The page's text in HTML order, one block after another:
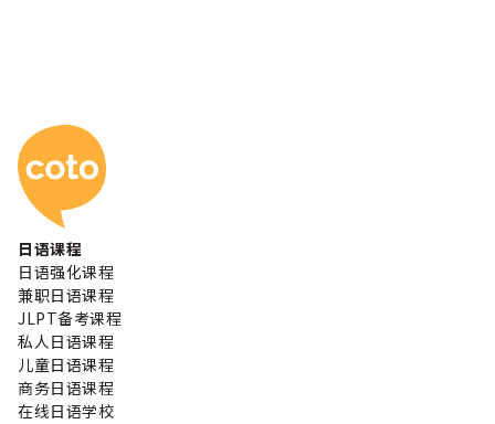
Coto 日本语学校
日语课程
日语强化课程
兼职日语课程
JLPT备考课程
私人日语课程
儿童日语课程
商务日语课程
在线日语学校